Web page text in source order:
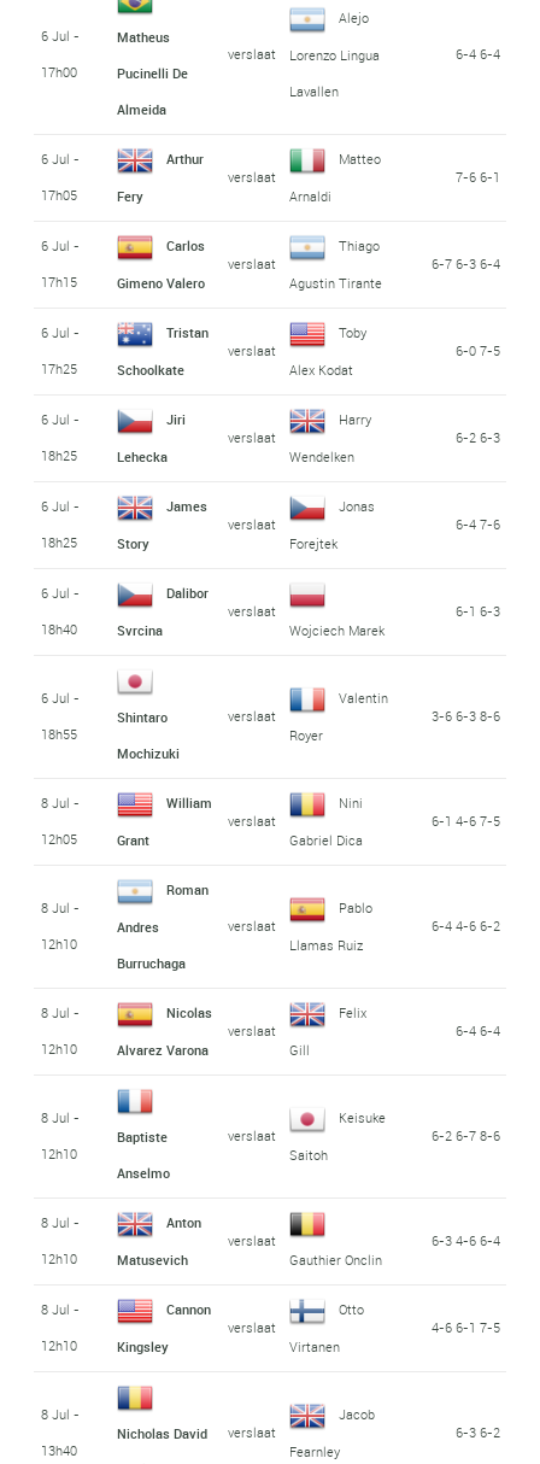
6 Jul -
17h00
Matheus
Pucinelli De
Almeida
verslaat
Alejo
Lorenzo Lingua
Lavallen
6-4 6-4
6 Jul -
17h05
Arthur
Fery
verslaat
Matteo
Arnaldi
7-6 6-1
6 Jul -
17h15
Carlos
Gimeno Valero
verslaat
Thiago
Agustin Tirante
6-7 6-3 6-4
6 Jul -
17h25
Tristan
Schoolkate
verslaat
Toby
Alex Kodat
6-0 7-5
6 Jul -
18h25
Jiri
Lehecka
verslaat
Harry
Wendelken
6-2 6-3
6 Jul -
18h25
James
Story
verslaat
Jonas
Forejtek
6-4 7-6
6 Jul -
18h40
Dalibor
Svrcina
verslaat
Wojciech Marek
6-1 6-3
6 Jul -
18h55
Shintaro
Mochizuki
verslaat
Valentin
Royer
3-6 6-3 8-6
8 Jul -
12h05
William
Grant
verslaat
Nini
Gabriel Dica
6-1 4-6 7-5
8 Jul -
12h10
Roman
Andres
Burruchaga
verslaat
Pablo
Llamas Ruiz
6-4 4-6 6-2
8 Jul -
12h10
Nicolas
Alvarez Varona
verslaat
Felix
Gill
6-4 6-4
8 Jul -
12h10
Baptiste
Anselmo
verslaat
Keisuke
Saitoh
6-2 6-7 8-6
8 Jul -
12h10
Anton
Matusevich
verslaat
Gauthier Onclin
6-3 4-6 6-4
8 Jul -
12h10
Cannon
Kingsley
verslaat
Otto
Virtanen
4-6 6-1 7-5
8 Jul -
13h40
Nicholas David
verslaat
Jacob
Fearnley
6-3 6-2